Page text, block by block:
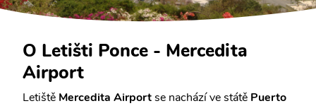
O Letišti Ponce - Mercedita
Airport
Letiště Mercedita Airportse nachází ve státě Puerto